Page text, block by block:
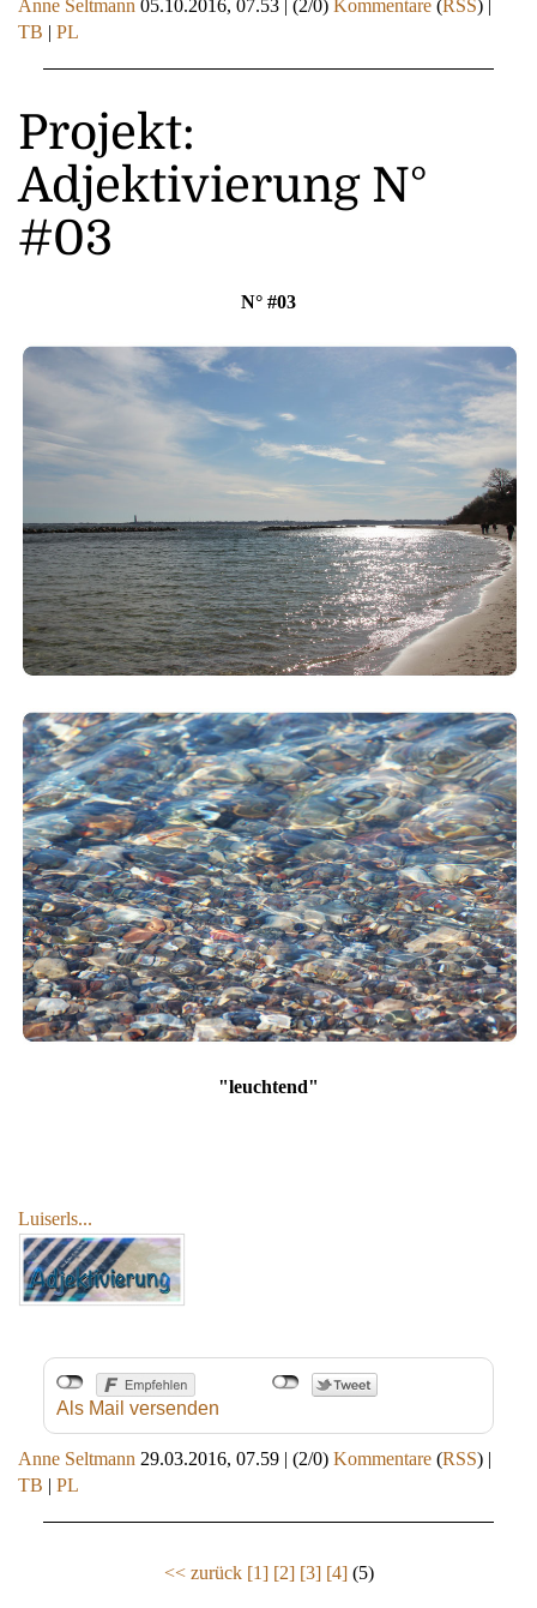
Anne Seltmann 05.10.2016, 07.53 | (2/0) Kommentare (RSS) |
TB | PL
Projekt:
Adjektivierung N°
#03
N° #03
"leuchtend"
Luiserls...
Als Mail versenden
Anne Seltmann 29.03.2016, 07.59 | (2/0) Kommentare (RSS) |
TB | PL
<< zurück [1] [2] [3] [4] (5)